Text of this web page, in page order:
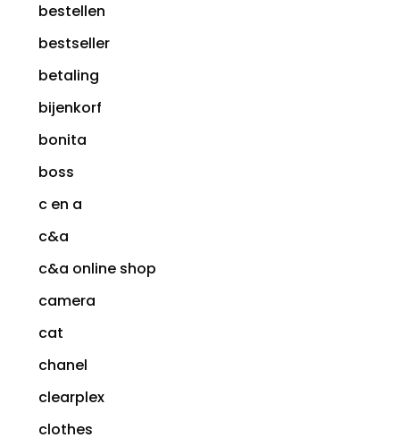
bestellen
bestseller
betaling
bijenkorf
bonita
boss
c en a
c&a
c&a online shop
camera
cat
chanel
clearplex
clothes